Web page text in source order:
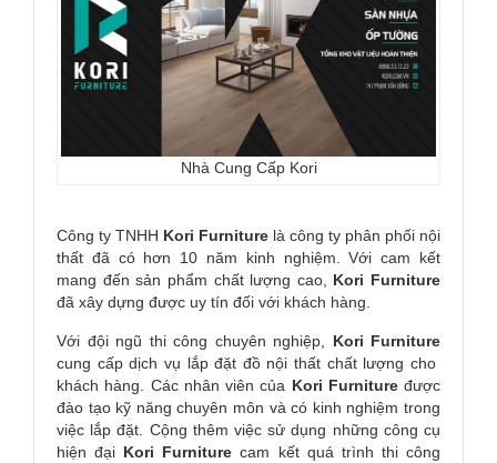
Nhà Cung Cấp Kori
Công ty TNHH Kori Furniture là công ty phân phối nội
thất đã có hơn 10 năm kinh nghiệm. Với cam kết
mang đến sản phẩm chất lượng cao, Kori Furniture
đã xây dựng được uy tín đối với khách hàng.
Với đội ngũ thi công chuyên nghiệp, Kori Furniture
cung cấp dịch vụ lắp đặt đồ nội thất chất lượng cho
khách hàng. Các nhân viên của Kori Furnituređược
đào tạo kỹ năng chuyên môn và có kinh nghiệm trong
việc lắp đặt. Cộng thêm việc sử dụng những công cụ
hiện đại Kori Furniturecam kết quá trình thi công